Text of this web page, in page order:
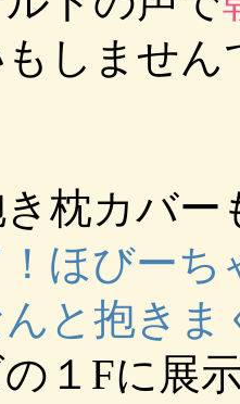
しません
枕カバ
！ほびー
と抱き
１Fに展